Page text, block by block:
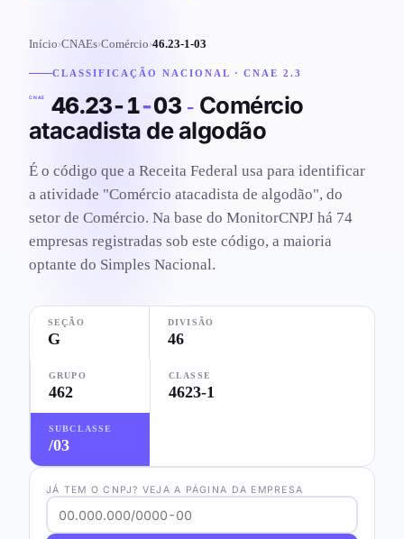
Início›CNAEs›Comércio›46.23-1-03
CLASSIFICAÇÃO NACIONAL · CNAE 2.3
CNAE 46.23-1-03- Comércio
atacadista de algodão
É o código que a Receita Federal usa para identificar
a atividade "Comércio atacadista de algodão", do
setor de Comércio. Na base do MonitorCNPJ há 74
empresas registradas sob este código, a maioria
optante do Simples Nacional.
SEÇÃO
G
DIVISÃO
46
GRUPO
462
CLASSE
4623-1
SUBCLASSE
/03
JÁ TEM O CNPJ? VEJA A PÁGINA DA EMPRESA